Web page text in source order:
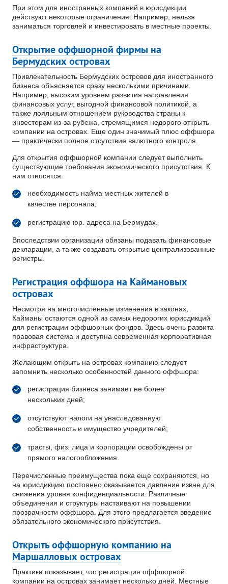
При этом для иностранных компаний в юрисдикции
действуют некоторые ограничения. Например, нельзя
заниматься торговлей и инвестировать в местные проекты.
Открытие оффшорной фирмы на
Бермудских островах
Привлекательность Бермудских островов для иностранного
бизнеса объясняется сразу несколькими причинами.
Например, высоким уровнем развития направления
финансовых услуг, выгодной финансовой политикой, а
также лояльным отношением руководства страны к
инвесторам из-за рубежа, стремящимся недорого открыть
компании на островах. Еще один значимый плюс оффшора
— практически полное отсутствие валютного контроля.
Для открытия оффшорной компании следует выполнить
существующие требования экономического присутствия. К
ним относятся:
необходимость найма местных жителей в
качестве персонала;
регистрацию юр. адреса на Бермудах.
Впоследствии организации обязаны подавать финансовые
декларации, а также создавать открытые централизованные
регистры.
Регистрация оффшора на Каймановых
островах
Несмотря на многочисленные изменения в законах,
Кайманы остаются одной из самых недорогих юрисдикций
для регистрации оффшорных фондов. Здесь очень развита
правовая система и доступна современная корпоративная
инфраструктура.
Желающим открыть на островах компанию следует
запомнить несколько особенностей данного оффшора:
регистрация бизнеса занимает не более
нескольких дней;
отсутствуют налоги на унаследованную
собственность и имущество учредителей;
трасты, физ. лица и корпорации освобождены от
прямого налогообложения.
Перечисленные преимущества пока еще сохраняются, но
на юрисдикцию постоянно оказывается давление извне для
снижения уровня конфиденциальности. Различные
объединения и структуры настаивают на повышении
прозрачности оффшора. Для этого предлагается введение
обязательного экономического присутствия.
Открыть оффшорную компанию на
Маршалловых островах
Практика показывает, что регистрация оффшорной
компании на островах занимает несколько дней. Местные